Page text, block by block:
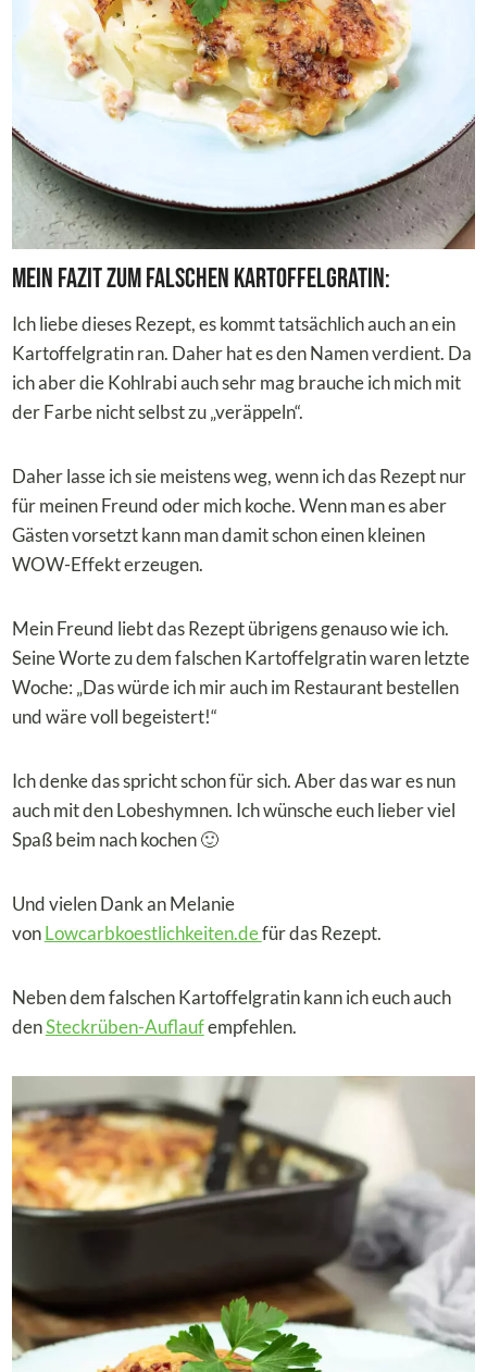
Mein Fazit zum falschen Kartoffelgratin:
Ich liebe dieses Rezept, es kommt tatsächlich auch an ein
Kartoffelgratin ran. Daher hat es den Namen verdient. Da
ich aber die Kohlrabi auch sehr mag brauche ich mich mit
der Farbe nicht selbst zu „veräppeln“.
Daher lasse ich sie meistens weg, wenn ich das Rezept nur
für meinen Freund oder mich koche. Wenn man es aber
Gästen vorsetzt kann man damit schon einen kleinen
WOW-Effekt erzeugen.
Mein Freund liebt das Rezept übrigens genauso wie ich.
Seine Worte zu dem falschen Kartoffelgratin waren letzte
Woche: „Das würde ich mir auch im Restaurant bestellen
und wäre voll begeistert!“
Ich denke das spricht schon für sich. Aber das war es nun
auch mit den Lobeshymnen. Ich wünsche euch lieber viel
Spaß beim nach kochen 🙂
Und vielen Dank an Melanie
vonLowcarbkoestlichkeiten.defür das Rezept.
Neben dem falschen Kartoffelgratin kann ich euch auch
denSteckrüben-Auflaufempfehlen.